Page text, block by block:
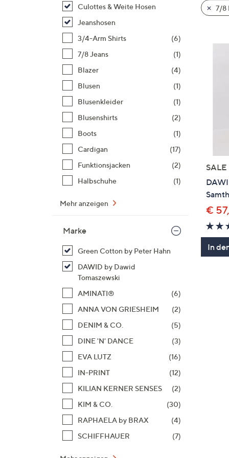
Culottes & Weite Hosen
Jeanshosen
3/4-Arm Shirts
(6)
7/8 Jeans
(1)
Blazer
(4)
Blusen
(1)
Blusenkleider
(1)
Blusenshirts
(2)
Boots
(1)
Cardigan
(17)
Funktionsjacken
(2)
Halbschuhe
(1)
Mehr anzeigen
Marke
Green Cotton by Peter Hahn
DAWID by Dawid
Tomaszewski
AMINATI®
(6)
ANNA VON GRIESHEIM
(2)
DENIM & CO.
(5)
DINE 'N' DANCE
(3)
EVA LUTZ
(16)
IN-PRINT
(12)
KILIAN KERNER SENSES
(2)
KIM & CO.
(30)
RAPHAELA by BRAX
(4)
SCHIFFHAUER
(7)
7/8
SALE
€
In